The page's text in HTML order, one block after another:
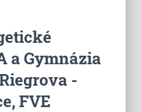
a Gymnázia
-
FVE